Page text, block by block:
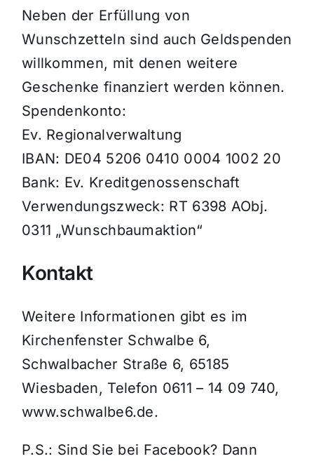
Neben der Erfüllung von
Wunschzetteln sind auch Geldspenden
willkommen, mit denen weitere
Geschenke finanziert werden können.
Spendenkonto:
Ev. Regionalverwaltung
IBAN: DE04 5206 0410 0004 1002 20
Bank: Ev. Kreditgenossenschaft
Verwendungszweck: RT 6398 AObj.
0311 „Wunschbaumaktion“
Kontakt
Weitere Informationen gibt es im
Kirchenfenster Schwalbe 6,
Schwalbacher Straße 6, 65185
Wiesbaden, Telefon 0611 – 14 09 740,
www.schwalbe6.de.
P.S.: Sind Sie bei Facebook? Dann